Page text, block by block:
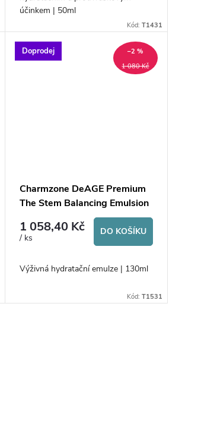
účinkem | 50ml
Kód: T1431
Doprodej
1 080 Kč
–2 %
Charmzone DeAGE Premium
The Stem Balancing Emulsion
1 058,40 Kč
/ ks
DO KOŠÍKU
Výživná hydratační emulze | 130ml
Kód: T1531